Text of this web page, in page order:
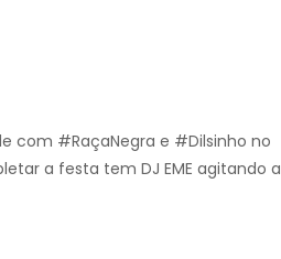
com #RaçaNegra e #Dilsinho no
a festa tem DJ EME agitando a